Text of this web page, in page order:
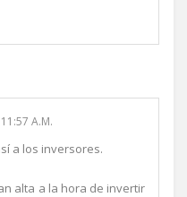
11:57 A.M.
a los inversores.
alta a la hora de invertir